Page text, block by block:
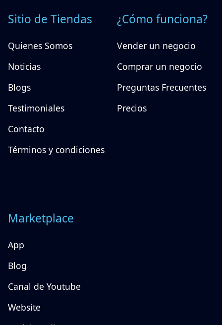
Sitio de Tiendas
Quienes Somos
Noticias
Blogs
Testimoniales
Contacto
Términos y condiciones
¿Cómo funciona?
Vender un negocio
Comprar un negocio
Preguntas Frecuentes
Precios
Marketplace
App
Blog
Canal de Youtube
Website